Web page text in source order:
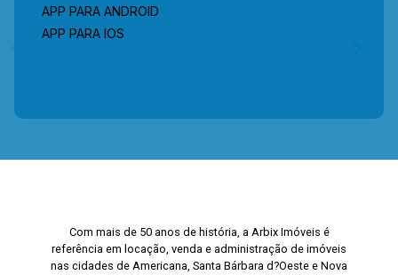
Imóveis e agende a sua visita!! WhatsApp e
Telefone: (19) 3475-4546 ARBIX IMÓVEIS -
APP PARA ANDROID
APP PARA IOS
Com mais de 50 anos de história, a Arbix Imóveis é
referência em locação, venda e administração de imóveis
nas cidades de Americana, Santa Bárbara d?Oeste e Nova